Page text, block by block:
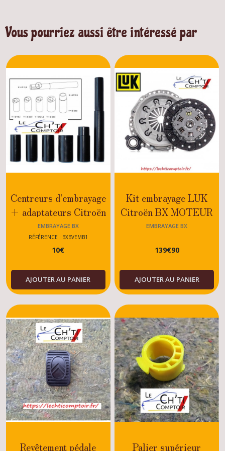
Vous pourriez aussi être intéressé par
Centreurs d'embrayage
+ adaptateurs Citroën
BX
GTI/GTI16/SPORT/DIESEL
EMBRAYAGE BX
RÉFÉRENCE : BXBVEMB1
10€
AJOUTER AU PANIER
Kit embrayage LUK
Citroën BX MOTEUR
TU
EMBRAYAGE BX
139€90
AJOUTER AU PANIER
Revêtement pédale
Palier supérieur